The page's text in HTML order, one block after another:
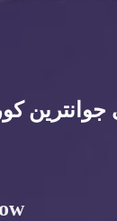
جوانترین